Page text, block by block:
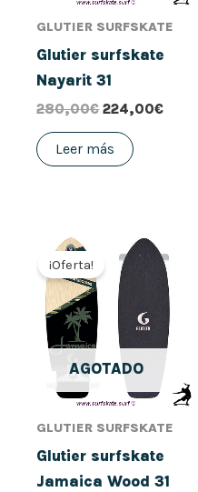
GLUTIER SURFSKATE
Glutier surfskate
Nayarit 31
280,00€ 224,00€
Leer más
AGOTADO
¡Oferta!
GLUTIER SURFSKATE
Glutier surfskate
Jamaica Wood 31
precio
original
era:
280,00€.
es: